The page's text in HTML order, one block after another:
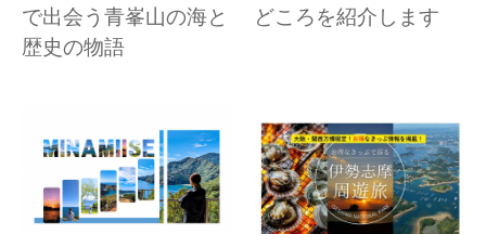
で出会う青峯山の海と
歴史の物語
どころを紹介します